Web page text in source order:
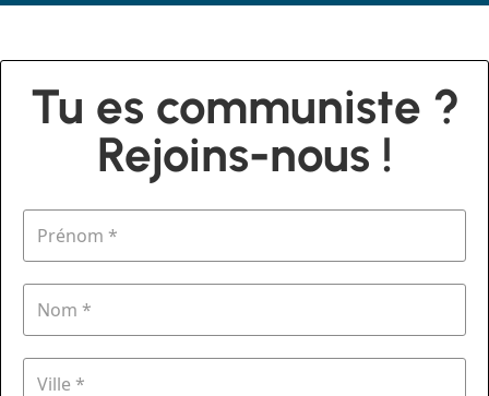
Tu es communiste ?
Rejoins-nous !